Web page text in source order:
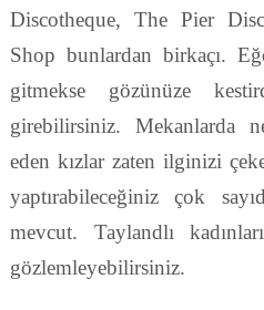
Discotheque, The Pier
Shop bunlardan birkaçı.
gitmekse gözünüze
girebilirsiniz. Mekanlarda
eden kızlar zaten ilginizi
yaptırabileceğiniz çok
mevcut. Taylandlı
gözlemleyebilirsiniz.